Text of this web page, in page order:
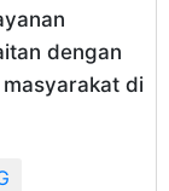
dengan
di